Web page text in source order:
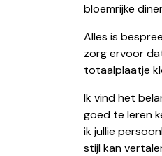
bloemrijke
Alles is
zorg ervoor
totaalplaatje
Ik vind het
goed te leren
ik jullie
stijl kan